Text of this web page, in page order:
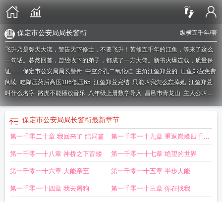
纵横五千年/著
保定市公安局局长警衔
飞升乃是弥天大谎，警告天下修士，不要飞升！苦修五千年的江鱼，等来了这么
一句话。暮然回首，曾经收下的弟子，都成了一方大佬。新书火爆连载，质量保
证……保定市公安局局长警衔 中空介孔二氧化硅 主角江鱼郑萱的 江鱼郑萱免费
阅读 吃降压药后高压106低压65 江鱼郑萱完结 只能叫我怎么忘掉她 江鱼郑萱
叫什么名字 路虎不能播放音乐 八年级上册数学导入 昌邑市青龙山 主人公叫江
鱼和郑萱的党史经典讲座江鱼郑萱纵横五千年江鱼郑萱全文免费阅读疱疹性
咽颊炎需要吃利巴韦林吗 心脏造影act 江鱼郑萱笔趣阁
保定市公安局局长警衔最新章节
第一千零二十章 我回来了 结局篇 第一千零一十九章 重返巅峰四千字
大章节
第一千零一十八章 神桥之下皆蝼 第一千零一十七章 绝望的世界
第一千零一十六章 大能亲至 第一千零一十五章 半步大能
第一千零一十四章 我去屠狗 第一千零一十三章 你在找我